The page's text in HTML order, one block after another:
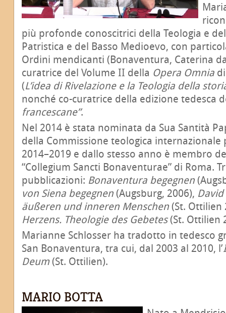
più profonde conoscitrici della Teologia e
Patristica e del Basso Medioevo, con
Ordini mendicanti (Bonaventura, Caterina
curatrice del Volume II della Opera Omnia
(L’idea di Rivelazione e la Teologia della
nonché co-curatrice della edizione tedesca
francescane”.
Nel 2014 è stata nominata da Sua Santità
della Commissione teologica
2014–2019 e dallo stesso anno è membro
“Collegium Sancti Bonaventurae” di Roma.
pubblicazioni: Bonaventura begegnen
von Siena begegnen (Augsburg, 2006),
äußeren und inneren Menschen (St. Ottilien
Herzens. Theologie des Gebetes(St. Ottilien
Marianne Schlosser ha tradotto in tedesco
San Bonaventura, tra cui, dal 2003 al 2010, l’
Deum(St. Ottilien).
MARIO BOTTA